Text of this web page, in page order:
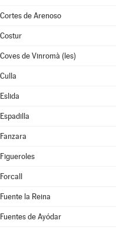
Cortes de Arenoso
Costur
Coves de Vinromà (les)
Culla
Eslida
Espadilla
Fanzara
Figueroles
Forcall
Fuente la Reina
Fuentes de Ayódar